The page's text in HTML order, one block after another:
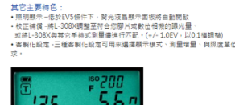
請求用戶進行身份認證。
５．嚴禁一人註冊多個帳號或使用他人資訊註冊。
恩沛科技股份有限公司將有權停止該用戶之使用額